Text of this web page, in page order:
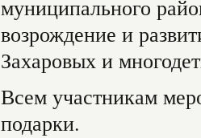
муниципального
возрождение и
Захаровых и
Всем участникам
подарки.